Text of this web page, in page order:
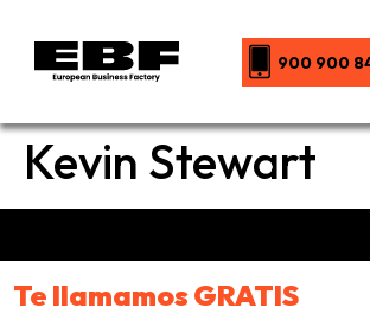
900 900
Kevin Stewart
Te llamamos GRATIS